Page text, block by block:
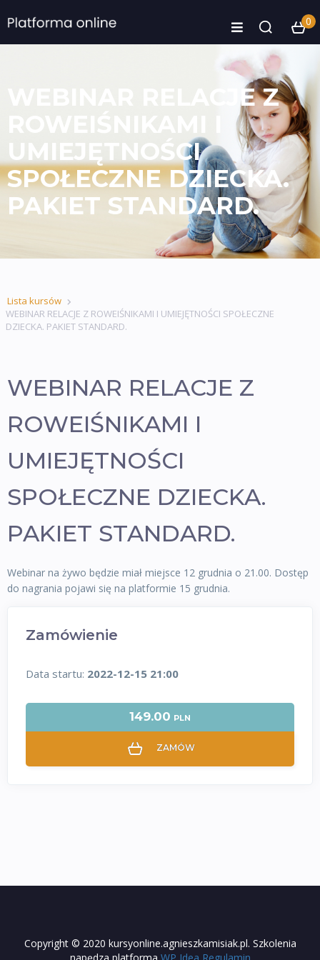
0
WEBINAR RELACJE Z
ROWEIŚNIKAMI I
UMIEJĘTNOŚCI
SPOŁECZNE DZIECKA.
PAKIET STANDARD.
Lista kursów
WEBINAR RELACJE Z ROWEIŚNIKAMI I UMIEJĘTNOŚCI SPOŁECZNE
DZIECKA. PAKIET STANDARD.
WEBINAR RELACJE Z
ROWEIŚNIKAMI I
UMIEJĘTNOŚCI
SPOŁECZNE DZIECKA.
PAKIET STANDARD.
Webinar na żywo będzie miał miejsce 12 grudnia o 21.00. Dostęp
do nagrania pojawi się na platformie 15 grudnia.
Zamówienie
Data startu: 2022-12-15 21:00
149.00 PLN
ZAMÓW
Copyright © 2020 kursyonline.agnieszkamisiak.pl. Szkolenia